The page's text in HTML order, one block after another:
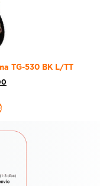
TG-530 BK L/TT